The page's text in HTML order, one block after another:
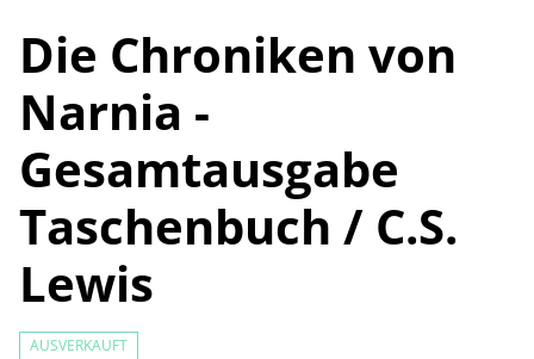
Die Chroniken von
Narnia -
Gesamtausgabe
Taschenbuch / C.S.
Lewis
AUSVERKAUFT